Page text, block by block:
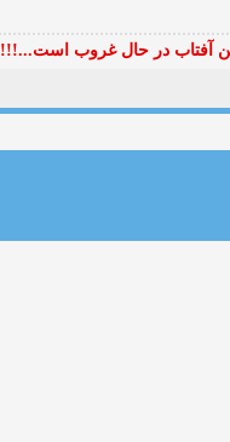
آفتاب در حال غروب است...!!!